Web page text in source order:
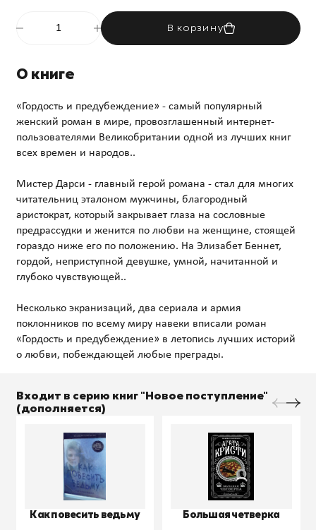
В корзину
О книге
«Гордость и предубеждение» - самый популярный
женский роман в мире, провозглашенный интернет-
пользователями Великобритании одной из лучших книг
всех времен и народов..
Мистер Дарси - главный герой романа - стал для многих
читательниц эталоном мужчины, благородный
аристократ, который закрывает глаза на сословные
предрассудки и женится по любви на женщине, стоящей
гораздо ниже его по положению. На Элизабет Беннет,
гордой, неприступной девушке, умной, начитанной и
глубоко чувствующей..
Несколько экранизаций, два сериала и армия
поклонников по всему миру навеки вписали роман
«Гордость и предубеждение» в летопись лучших историй
Входит в серию книг "Новое поступление"
(дополняется)
Как повесить ведьму Большая четверка